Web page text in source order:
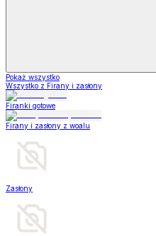
Pokaż wszystko
Wszystko z Firany i zasłony
Firanki gotowe
Firany i zasłony z woalu
Zasłony